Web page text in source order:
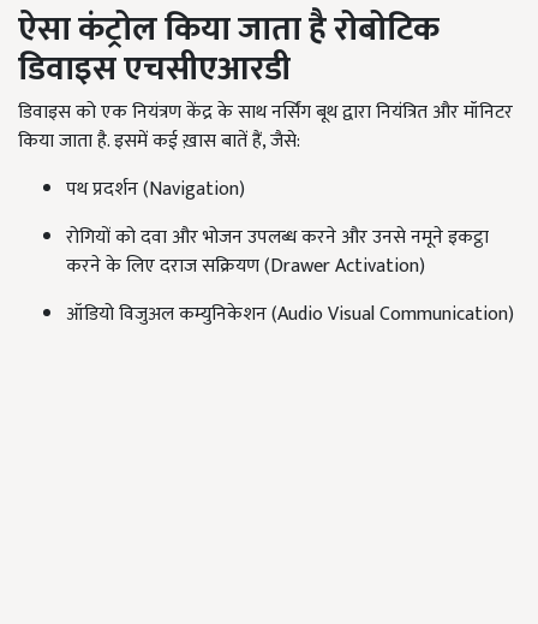
ऐसा कंट्रोल किया जाता है रोबोटिक
डिवाइस एचसीएआरडी
डिवाइस को एक नियंत्रण केंद्र के साथ नर्सिंग बूथ द्वारा नियंत्रित और मॉनिटर
किया जाता है. इसमें कई ख़ास बातें हैं, जैसे:
पथ प्रदर्शन (Navigation)
रोगियों को दवा और भोजन उपलब्ध करने और उनसे नमूने इकट्ठा
करने के लिए दराज सक्रियण (Drawer Activation)
ऑडियो विजुअल कम्युनिकेशन (Audio Visual Communication)